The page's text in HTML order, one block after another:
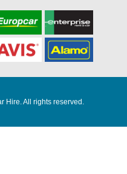
Hire. All rights reserved.